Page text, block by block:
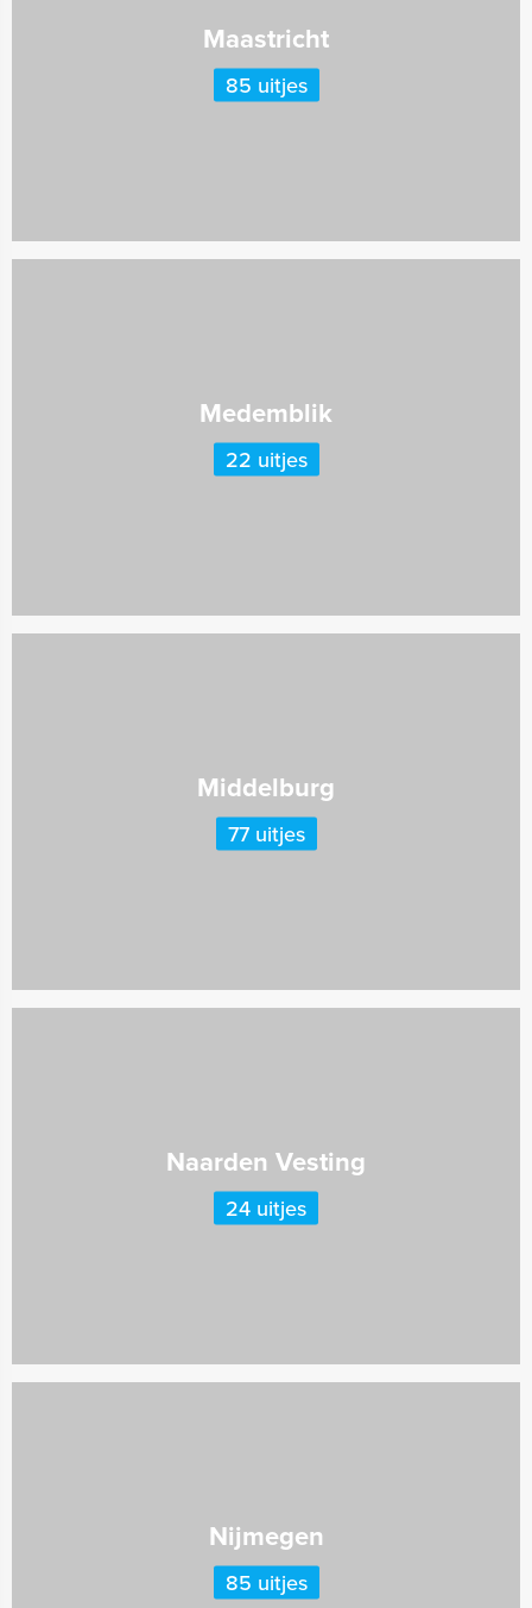
Maastricht
85 uitjes
Medemblik
22 uitjes
Middelburg
77 uitjes
Naarden Vesting
24 uitjes
Nijmegen
85 uitjes